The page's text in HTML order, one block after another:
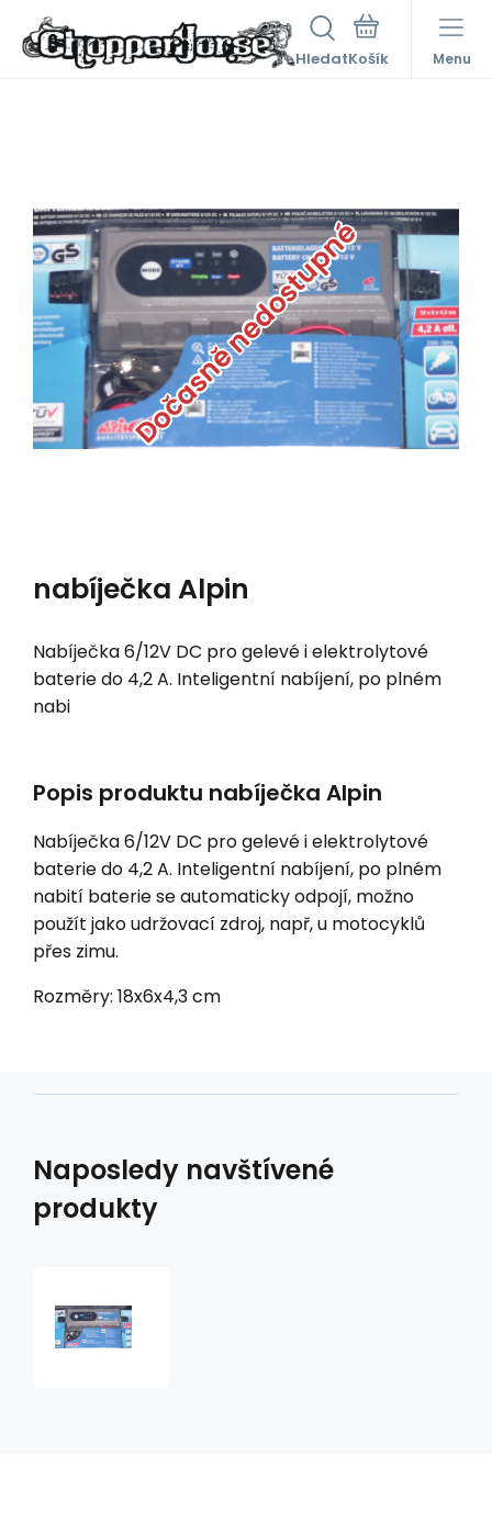
Hledat Menu
Dočasně nedostupné
nabíječka Alpin
Nabíječka 6/12V DC pro gelevé i elektrolytové
baterie do 4,2 A. Inteligentní nabíjení, po plném
nabi
Popis produktu nabíječka Alpin
Nabíječka 6/12V DC pro gelevé i elektrolytové
baterie do 4,2 A. Inteligentní nabíjení, po plném
nabití baterie se automaticky odpojí, možno
použít jako udržovací zdroj, např, u motocyklů
přes zimu.
Rozměry: 18x6x4,3 cm
Naposledy navštívené
produkty